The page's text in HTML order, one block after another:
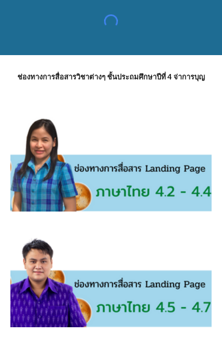
ช่องทางการสื่อสารวิชาต่างๆ ชั้นประถมศึกษาปีที่ 4 จ่าการบุญ